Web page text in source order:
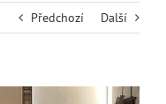
Předchozí Další